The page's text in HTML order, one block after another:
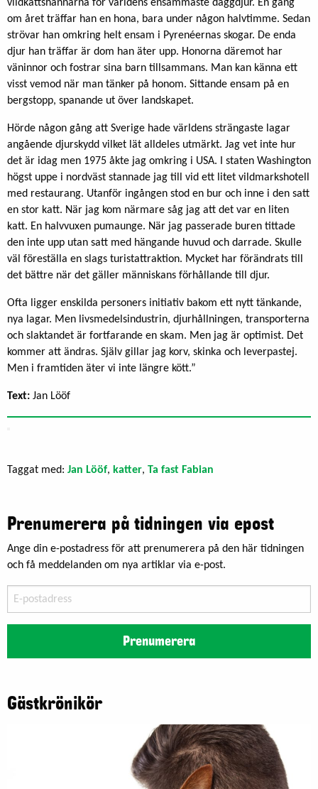
vildkattshannarna för världens ensammaste däggdjur. En gång
om året träffar han en hona, bara under någon halvtimme. Sedan
strövar han omkring helt ensam i Pyrenéernas skogar. De enda
djur han träffar är dom han äter upp. Honorna däremot har
väninnor och fost­rar sina barn tillsammans. Man kan känna ett
visst vemod när man tänker på honom. Sittande ensam på en
bergstopp, spanande ut över landskapet.
Hörde någon gång att Sverige hade världens strängaste lagar
angående djurskydd vilket lät alldeles utmärkt. Jag vet inte hur
det är idag men 1975 åkte jag omkring i USA. I staten Washington
högst uppe i nordväst stannade jag till vid ett litet vildmarkshotell
med restaurang. Utanför ingången stod en bur och inne i den satt
en stor katt. När jag kom närmare såg jag att det var en liten
katt. En halvvuxen pumaunge. När jag passerade buren tittade
den inte upp utan satt med hängande huvud och darrade. Skulle
väl föreställa en slags turistattrak­tion. Mycket har förändrats till
det bättre när det gäller människans förhållande till djur.
Ofta ligger enskilda personers initiativ bakom ett nytt tänkande,
nya lagar. Men livsmedelsindu­strin, djurhållningen, transporterna
och slaktandet är fortfarande en skam. Men jag är optimist. Det
kommer att ändras. Själv gillar jag korv, skinka och leverpastej.
Men i framtiden äter vi inte längre kött.”
Text: Jan Lööf
Taggat med: Jan Lööf, katter, Ta fast Fabian
Prenumerera på tidningen via epost
Ange din e-postadress för att prenumerera på den här tidningen
och få meddelanden om nya artiklar via e-post.
postadress
Prenumerera
Gästkrönikör